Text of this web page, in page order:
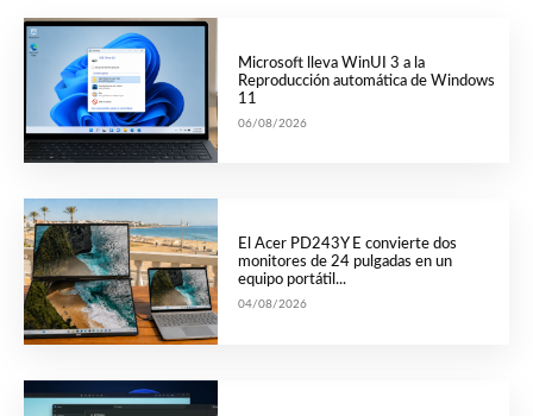
Microsoft lleva WinUI 3 a la
Reproducción automática de Windows
11
06/08/2026
El Acer PD243Y E convierte dos
monitores de 24 pulgadas en un
equipo portátil...
04/08/2026